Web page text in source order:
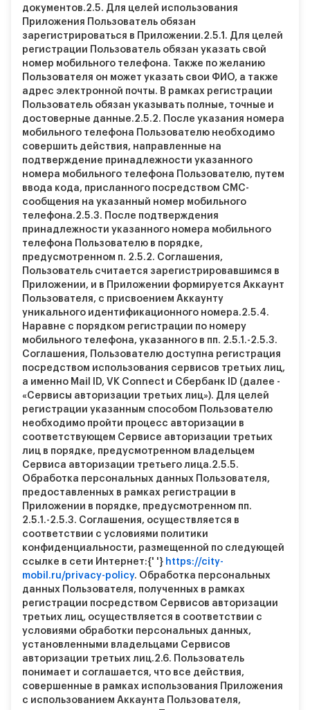
документов.2.5. Для целей использования
Приложения Пользователь обязан
зарегистрироваться в Приложении.2.5.1. Для целей
регистрации Пользователь обязан указать свой
номер мобильного телефона. Также по желанию
Пользователя он может указать свои ФИО, а также
адрес электронной почты. В рамках регистрации
Пользователь обязан указывать полные, точные и
достоверные данные.2.5.2. После указания номера
мобильного телефона Пользователю необходимо
совершить действия, направленные на
подтверждение принадлежности указанного
номера мобильного телефона Пользователю, путем
ввода кода, присланного посредством СМС-
сообщения на указанный номер мобильного
телефона.2.5.3. После подтверждения
принадлежности указанного номера мобильного
телефона Пользователю в порядке,
предусмотренном п. 2.5.2. Соглашения,
Пользователь считается зарегистрировавшимся в
Приложении, и в Приложении формируется Аккаунт
Пользователя, с присвоением Аккаунту
уникального идентификационного номера.2.5.4.
Наравне с порядком регистрации по номеру
мобильного телефона, указанного в пп. 2.5.1.-2.5.3.
Соглашения, Пользователю доступна регистрация
посредством использования сервисов третьих лиц,
а именно Mail ID, VK Connect и Сбербанк ID (далее -
«Сервисы авторизации третьих лиц»). Для целей
регистрации указанным способом Пользователю
необходимо пройти процесс авторизации в
соответствующем Сервисе авторизации третьих
лиц в порядке, предусмотренном владельцем
Сервиса авторизации третьего лица.2.5.5.
Обработка персональных данных Пользователя,
предоставленных в рамках регистрации в
Приложении в порядке, предусмотренном пп.
2.5.1.-2.5.3. Соглашения, осуществляется в
соответствии с условиями политики
конфиденциальности, размещенной по следующей
ссылке в сети Интернет:{' '} https://city-
mobil.ru/privacy-policy. Обработка персональных
данных Пользователя, полученных в рамках
регистрации посредством Сервисов авторизации
третьих лиц, осуществляется в соответствии с
условиями обработки персональных данных,
установленными владельцами Сервисов
авторизации третьих лиц.2.6. Пользователь
понимает и соглашается, что все действия,
совершенные в рамках использования Приложения
с использованием Аккаунта Пользователя,